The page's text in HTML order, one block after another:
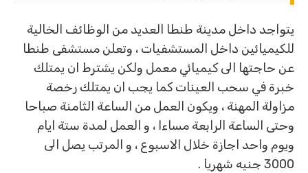
يتواجد داخل مدينة طنطا العديد من الوظائف الخالية
للكيميائين داخل المستشفيات ، وتعلن مستشفى طنطا
عن حاجتها الى كيميائي معمل ولكن يشترط ان يمتلك
خبرة في سحب العينات كما يجب ان يمتلك رخصة
مزاولة المهنة ، ويكون العمل من الساعة الثامنة صباحا
وحتى الساعة الرابعة مساءا ، و العمل لمدة ستة ايام
ويوم واحد اجازة خلال الاسبوع ، و المرتب يصل الى
3000 جنيه شهريا .